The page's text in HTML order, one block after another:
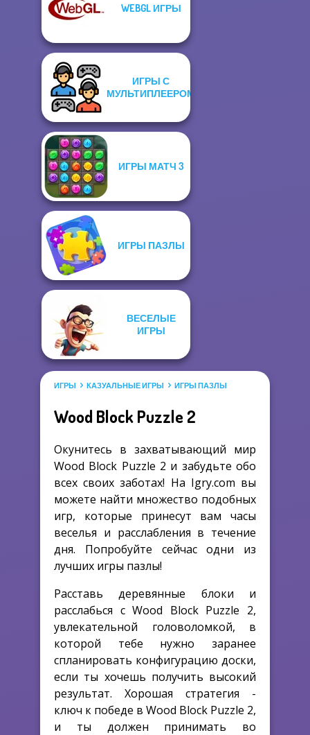
WEBGL ИГРЫ
ИГРЫ С
МУЛЬТИПЛЕЕРОМ
ИГРЫ МАТЧ 3
ИГРЫ ПАЗЛЫ
ВЕСЕЛЫЕ
ИГРЫ
ИГРЫ КАЗУАЛЬНЫЕ ИГРЫ ИГРЫ ПАЗЛЫ
Wood Block Puzzle 2
Окунитесь в захватывающий мир
Wood Block Puzzle 2 и забудьте обо
всех своих заботах! На Igry.com вы
можете найти множество подобных
игр, которые принесут вам часы
веселья и расслабления в течение
дня. Попробуйте сейчас одни из
лучших игры пазлы!
Расставь деревянные блоки и
расслабься с Wood Block Puzzle 2,
увлекательной головоломкой, в
которой тебе нужно заранее
спланировать конфигурацию доски,
если ты хочешь получить высокий
результат. Хорошая стратегия -
ключ к победе в Wood Block Puzzle 2,
и ты должен принимать во